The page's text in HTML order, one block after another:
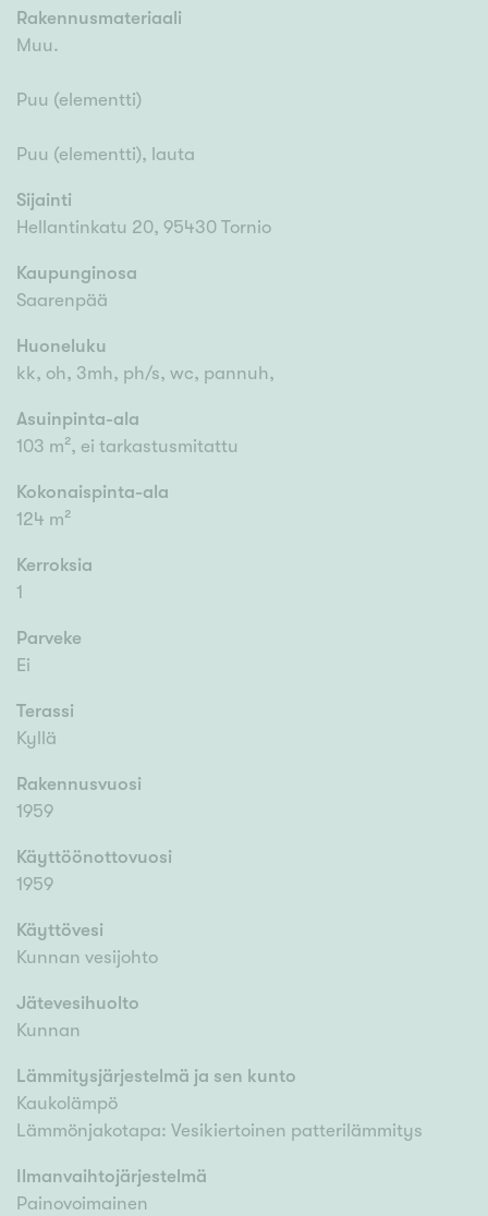
Rakennusmateriaali
Muu.
Puu (elementti)
Puu (elementti), lauta
Sijainti
Hellantinkatu 20, 95430 Tornio
Kaupunginosa
Saarenpää
Huoneluku
kk, oh, 3mh, ph/s, wc, pannuh,
Asuinpinta-ala
103 m², ei tarkastusmitattu
Kokonaispinta-ala
124 m²
Kerroksia
1
Parveke
Ei
Terassi
Kyllä
Rakennusvuosi
1959
Käyttöönottovuosi
1959
Käyttövesi
Kunnan vesijohto
Jätevesihuolto
Kunnan
Lämmitysjärjestelmä ja sen kunto
Kaukolämpö
Lämmönjakotapa: Vesikiertoinen patterilämmitys
Ilmanvaihtojärjestelmä
Painovoimainen